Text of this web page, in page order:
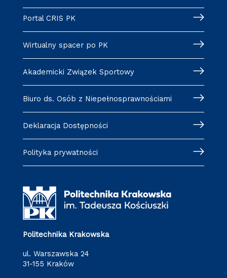
Portal CRIS PK
Wirtualny spacer po PK
Akademicki Związek Sportowy
Biuro ds. Osób z Niepełnosprawnościami
Deklaracja Dostępności
Polityka prywatności
Politechnika Krakowska
ul. Warszawska 24
31-155 Kraków